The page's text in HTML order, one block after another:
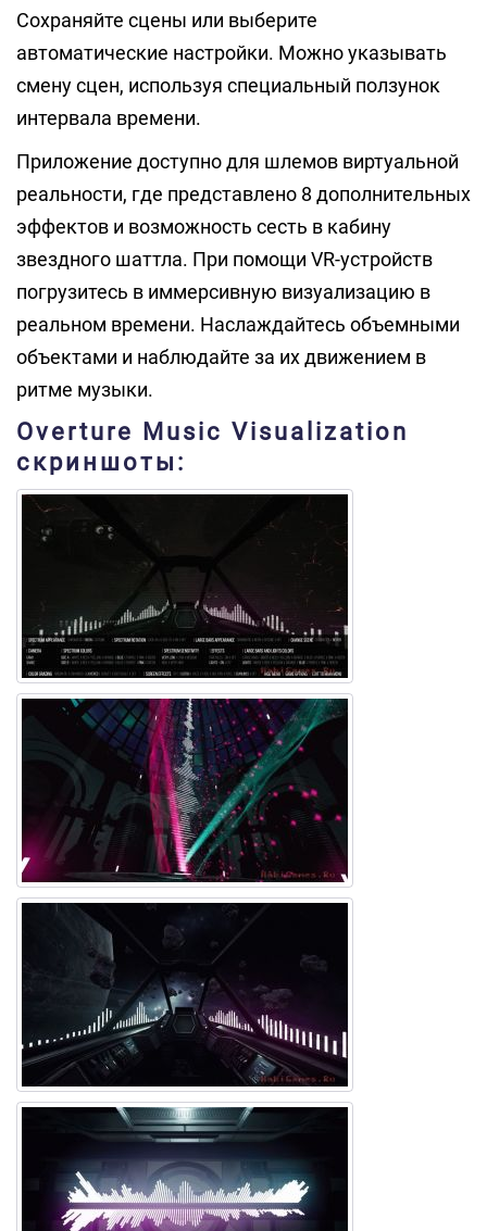
Сохраняйте сцены или выберите
автоматические настройки. Можно указывать
смену сцен, используя специальный ползунок
интервала времени.
Приложение доступно для шлемов виртуальной
реальности, где представлено 8 дополнительных
эффектов и возможность сесть в кабину
звездного шаттла. При помощи VR-устройств
погрузитесь в иммерсивную визуализацию в
реальном времени. Наслаждайтесь объемными
объектами и наблюдайте за их движением в
ритме музыки.
Overture Music Visualization
скриншоты: